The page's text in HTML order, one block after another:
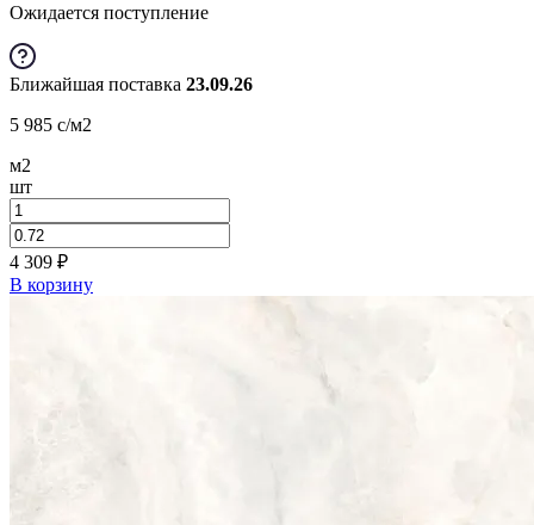
Ожидается поступление
Ближайшая поставка 23.09.26
5 985 c/м2
м2
шт
4 309 ₽
В корзину